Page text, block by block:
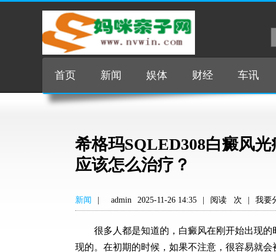
首页 新闻 娱体 财经 车讯
希格玛SQLED308白癜风
应该怎么治疗？
新闻 admin 2025-11-26 14:35 阅读 次 我要
很多人都是知道的，白癜风在刚开始出现
现的。在初期的时候，如果不注意，很容易就